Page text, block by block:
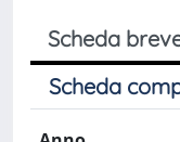
Scheda
Scheda